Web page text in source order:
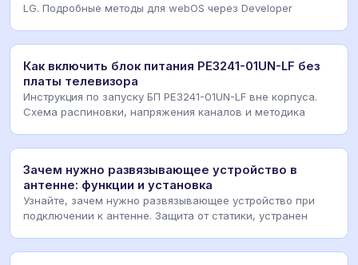
LG. Подробные методы для webOS через Developer
Как включить блок питания PE3241-01UN-LF без
платы телевизора
Инструкция по запуску БП PE3241-01UN-LF вне корпуса.
Схема распиновки, напряжения каналов и методика
Зачем нужно развязывающее устройство в
антенне: функции и установка
Узнайте, зачем нужно развязывающее устройство при
подключении к антенне. Защита от статики, устранен